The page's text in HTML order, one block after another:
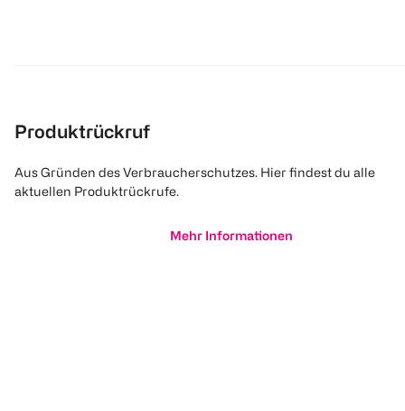
Produktrückruf
Aus Gründen des Verbraucherschutzes. Hier findest du alle
aktuellen Produktrückrufe.
Mehr Informationen